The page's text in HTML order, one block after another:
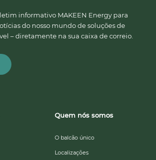
Quem nós somos
O balcão único
Localizações
informativo MAKEEN Energy para
do nosso mundo de soluções de
– diretamente na sua caixa de correio.